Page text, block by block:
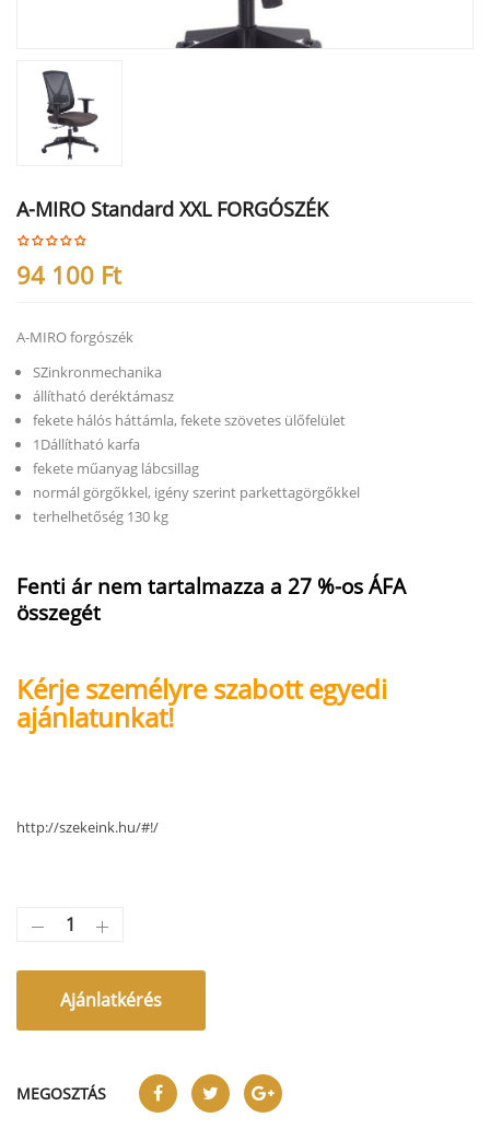
A-MIRO Standard XXL FORGÓSZÉK
94 100 Ft
A-MIRO forgószék
SZinkronmechanika
állítható deréktámasz
fekete hálós háttámla,fekete szövetes ülőfelület
1Dállítható karfa
fekete műanyag lábcsillag
normál görgőkkel, igény szerint parkettagörgőkkel
terhelhetőség 130 kg
Fenti ár nem tartalmazza a 27 %-os ÁFA
összegét
Kérje személyre szabott egyedi
ajánlatunkat!
http://szekeink.hu/#!/
Ajánlatkérés
MEGOSZTÁS